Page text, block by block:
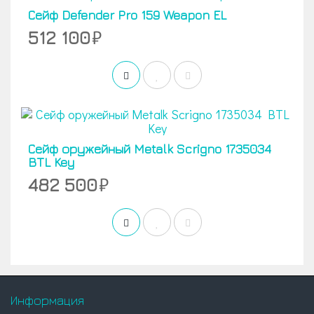
Сейф Defender Pro 159 Weapon EL
512 100
Сейф оружейный Metalk Scrigno 1735034
BTL Key
482 500
Информация